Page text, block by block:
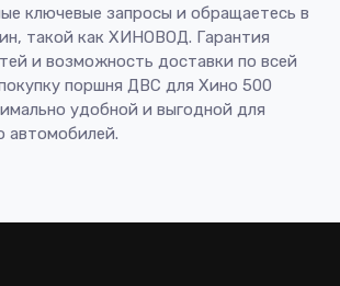
ключевые запросы и обращаетесь в
такой как ХИНОВОД. Гарантия
и возможность доставки по всей
поршня ДВС для Хино 500
удобной и выгодной для
автомобилей.